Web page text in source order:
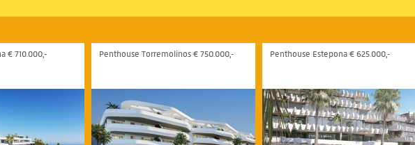
€ 710.000,- Penthouse Torremolinos € 750.000,- Penthouse Estepona € 625.000,-